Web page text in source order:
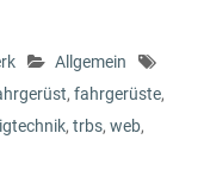
Allgemein
, fahrgerüste,
, trbs, web,